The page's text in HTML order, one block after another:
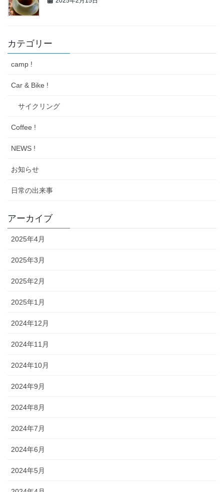
カテゴリー
camp !
Car & Bike !
サイクリング
Coffee !
NEWS !
お知らせ
日常の出来事
アーカイブ
2025年4月
2025年3月
2025年2月
2025年1月
2024年12月
2024年11月
2024年10月
2024年9月
2024年8月
2024年7月
2024年6月
2024年5月